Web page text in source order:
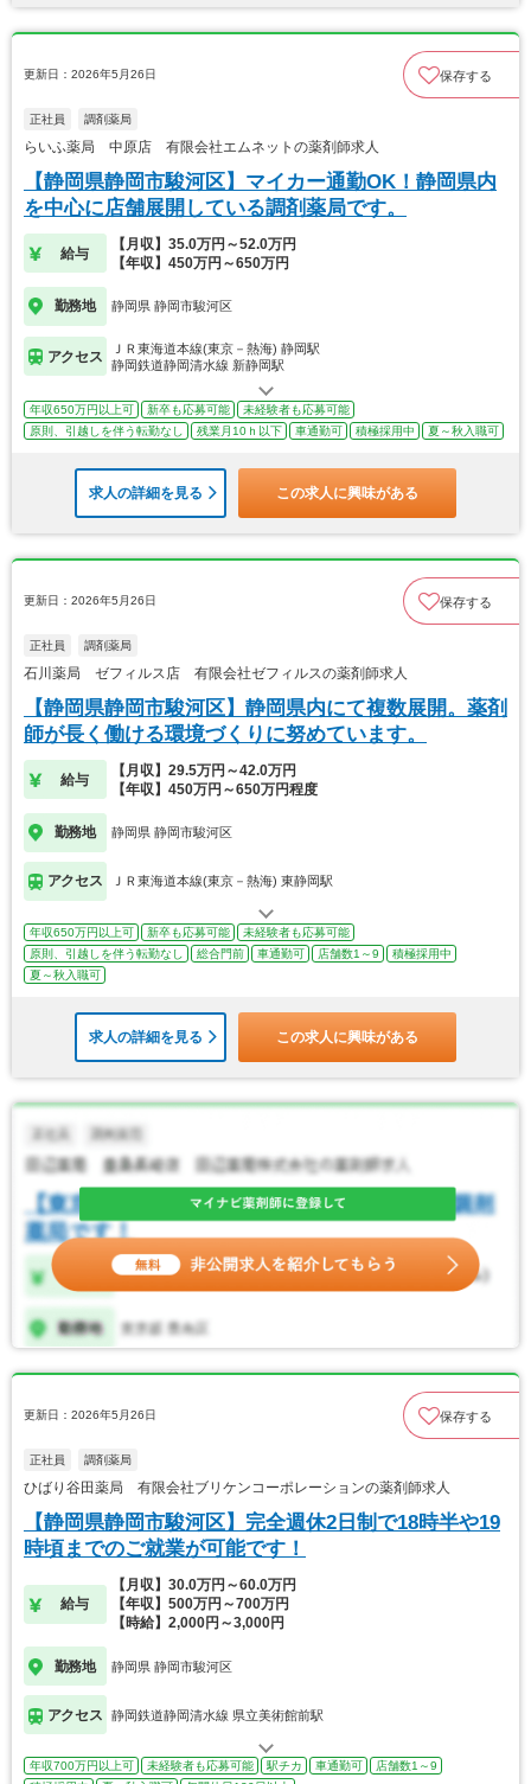
更新日：2026年5月26日 保存する
正社員 調剤薬局
らいふ薬局 中原店 有限会社エムネットの薬剤師求人
【静岡県静岡市駿河区】マイカー通勤OK！静岡県内
を中心に店舗展開している調剤薬局です。
給与
【月収】35.0万円～52.0万円
【年収】450万円～650万円
勤務地 静岡県 静岡市駿河区
アクセス
ＪＲ東海道本線(東京－熱海) 静岡駅
静岡鉄道静岡清水線 新静岡駅
年収650万円以上可 新卒も応募可能
未経験者も応募可能
原則、引越しを伴う転勤なし
残業月10ｈ以下 車通勤可 積極採用中 夏～秋入職可
求人の詳細を見る この求人に興味がある
更新日：2026年5月26日 保存する
正社員 調剤薬局
石川薬局 ゼフィルス店 有限会社ゼフィルスの薬剤師求人
【静岡県静岡市駿河区】静岡県内にて複数展開。薬剤
師が長く働ける環境づくりに努めています。
給与
【月収】29.5万円～42.0万円
【年収】450万円～650万円程度
勤務地 静岡県 静岡市駿河区
アクセス ＪＲ東海道本線(東京－熱海) 東静岡駅
年収650万円以上可 新卒も応募可能
未経験者も応募可能
原則、引越しを伴う転勤なし
総合門前 車通勤可 店舗数1～9
積極採用中
夏～秋入職可
求人の詳細を見る この求人に興味がある
更新日：2026年5月26日 保存する
正社員 調剤薬局
ひばり谷田薬局 有限会社ブリケンコーポレーションの薬剤師求人
【静岡県静岡市駿河区】完全週休2日制で18時半や19
時頃までのご就業が可能です！
給与
【月収】30.0万円～60.0万円
【年収】500万円～700万円
【時給】2,000円～3,000円
勤務地 静岡県 静岡市駿河区
アクセス 静岡鉄道静岡清水線 県立美術館前駅
年収700万円以上可 未経験者も応募可能 駅チカ 車通勤可
店舗数1～9